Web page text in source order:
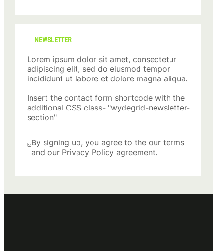
NEWSLETTER
Lorem ipsum dolor sit amet, consectetur
adipiscing elit, sed do eiusmod tempor
incididunt ut labore et dolore magna aliqua.
Insert the contact form shortcode with the
additional CSS class- "wydegrid-newsletter-
section"
By signing up, you agree to the our terms
and our Privacy Policy agreement.